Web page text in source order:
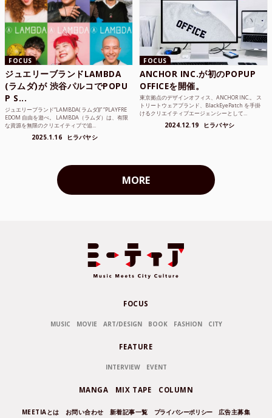
FOCUS
ジュエリーブランドLAMBDA
(ラムダ)が 渋谷パルコでPOPU
P S...
ジュエリーブランド“LAMBDA( ラムダ))” “PLAYFRE
EDOM 自由を遊べ。 LAMBDA（ラムダ）は、有限
な資源を無限のクリエイティブで追...
2025.1.16 ヒラバヤシ
FOCUS
ANCHOR INC.が初のPOPUP
OFFICEを開催。
東京拠点のデザインオフィス、ANCHOR INC.。 ス
トリートウェアブランド、BlackEyePatch を手掛
けるクリエイティブエージェンシーとして...
2024.12.19 ヒラバヤシ
MORE
FOCUS
MUSIC MOVIE ART/DESIGN BOOK FASHION CITY
FEATURE
INTERVIEW EVENT
MANGA MIX TAPE COLUMN
MEETIAとは お問い合わせ 新着記事一覧 プライバシーポリシー 広告主募集